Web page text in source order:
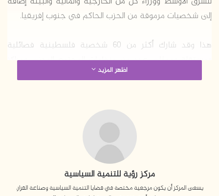
إلى شخصيات مرموقة من الحزب الحاكم في جنوب إفريقيا.
هذا وقد شارك أكثر من 60 شخصية فلسطينية فصائلية
ومستقلة وممثلي عدد من منظمات المجتمع المدني ومراكز
وعلى مدار أيام المؤتمر ناقش الحضور جملة من القضايا
المتعلقة بالملف الفلسطيني كان من أبرزها المشروع الوطني
الفلسطيني، المصالحة الفلسطينية، مسودة الدستور
الفلسطيني، اصلاح منظمة التحرير الفلسطينية، المجلس
الوطني الفلسطيني، وغيرها من القضايا ذات الصلة.
اظهر المزيد
مركز رؤية للتنمية السياسية
يسعى المركز أن يكون مرجعية مختصة في قضايا التنمية السياسية وصناعة القرار،